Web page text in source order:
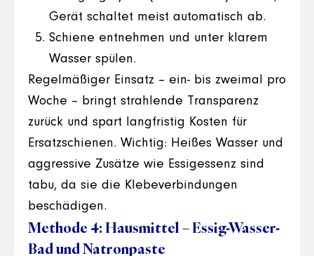
Gerät schaltet meist automatisch ab.
Schiene entnehmen und unter klarem
Wasser spülen.
Regelmäßiger Einsatz – ein- bis zweimal pro
Woche – bringt strahlende Transparenz
zurück und spart langfristig Kosten für
Ersatzschienen. Wichtig: Heißes Wasser und
aggressive Zusätze wie Essigessenz sind
tabu, da sie die Klebeverbindungen
beschädigen.
Methode 4: Hausmittel – Essig-Wasser-
Bad und Natronpaste